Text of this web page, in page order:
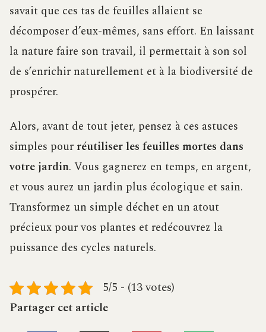
savait que ces tas de feuilles allaient se
décomposer d’eux-mêmes, sans effort. En laissant
la nature faire son travail, il permettait à son sol
de s’enrichir naturellement et à la biodiversité de
prospérer.
Alors, avant de tout jeter, pensez à ces astuces
simples pour réutiliser les feuilles mortes dans
votre jardin. Vous gagnerez en temps, en argent,
et vous aurez un jardin plus écologique et sain.
Transformez un simple déchet en un atout
précieux pour vos plantes et redécouvrez la
puissance des cycles naturels.
5/5 - (13 votes)
Partager cet article